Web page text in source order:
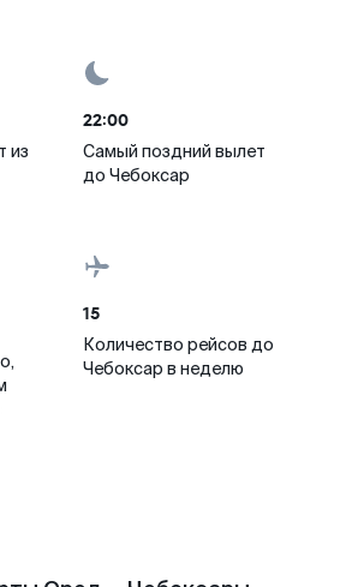
из
22:00
Самый поздний вылет
до Чебоксар
15
Количество рейсов до
Чебоксар в неделю